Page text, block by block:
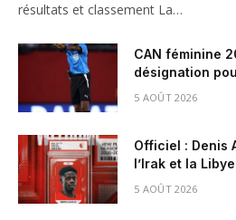
résultats et classement La…
CAN féminine
désignation
5 AOÛT 2026
Officiel : Denis
l’Irak et la Libye
5 AOÛT 2026